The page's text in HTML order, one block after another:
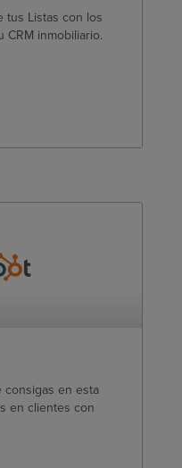
tus Listas con los
inmobiliario.
consigas en esta
en clientes con